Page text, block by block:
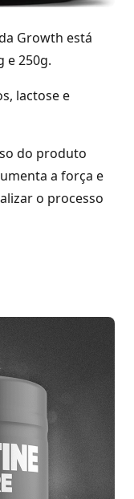
Growth está
e 250g.
lactose e
do produto
a força e
o processo